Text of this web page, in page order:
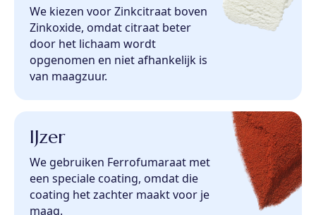
We kiezen voor Zinkcitraat boven
Zinkoxide, omdat citraat beter
door het lichaam wordt
opgenomen en niet afhankelijk is
van maagzuur.
IJzer
We gebruiken Ferrofumaraat met
een speciale coating, omdat die
coating het zachter maakt voor je
maag.